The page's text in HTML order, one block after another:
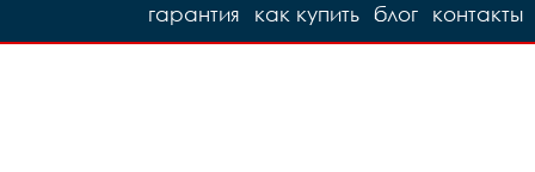
контакты
блог
как купить
гарантия